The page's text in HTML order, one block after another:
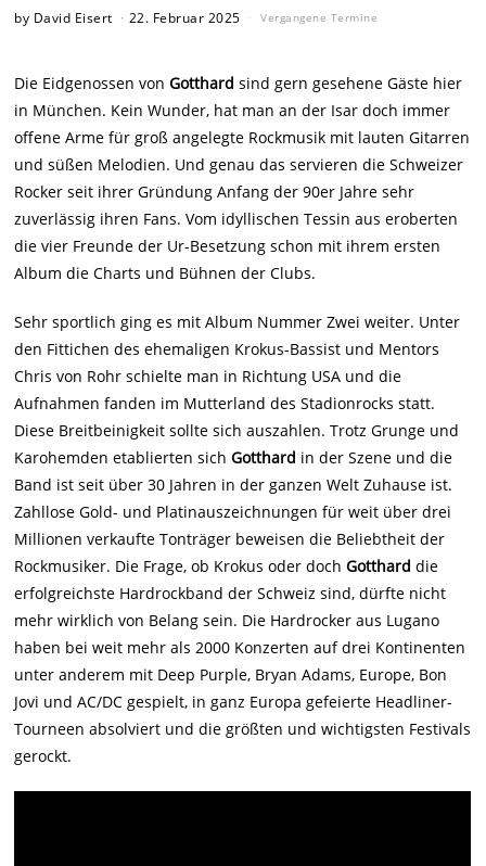
by David Eisert 22. Februar 2025 Vergangene Termine
Die Eidgenossen vonGotthard sind gern gesehene Gäste hier
in München. Kein Wunder, hat man an der Isar doch immer
offene Arme für groß angelegte Rockmusik mit lauten Gitarren
und süßen Melodien. Und genau das servieren die Schweizer
Rocker seit ihrer Gründung Anfang der 90er Jahre sehr
zuverlässig ihren Fans. Vom idyllischen Tessin aus eroberten
die vier Freunde der Ur-Besetzung schon mit ihrem ersten
Album die Charts und Bühnen der Clubs.
Sehr sportlich ging es mit Album Nummer Zwei weiter. Unter
den Fittichen des ehemaligen Krokus-Bassist und Mentors
Chris von Rohr schielte man in Richtung USA und die
Aufnahmen fanden im Mutterland des Stadionrocks statt.
Diese Breitbeinigkeit sollte sich auszahlen. Trotz Grunge und
Karohemden etablierten sichGotthard in der Szene und die
Band ist seit über 30 Jahren in der ganzen Welt Zuhause ist.
Zahllose Gold- und Platinauszeichnungen für weit über drei
Millionen verkaufte Tonträger beweisen die Beliebtheit der
Rockmusiker. Die Frage, ob Krokus oder dochGotthard die
erfolgreichste Hardrockband der Schweiz sind, dürfte nicht
mehr wirklich von Belang sein. Die Hardrocker aus Lugano
haben bei weit mehr als 2000 Konzerten auf drei Kontinenten
unter anderem mit Deep Purple, Bryan Adams, Europe, Bon
Jovi und AC/DC gespielt, in ganz Europa gefeierte Headliner-
Tourneen absolviert und die größten und wichtigsten Festivals
gerockt.